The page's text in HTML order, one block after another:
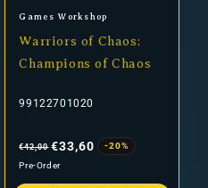
Anbieter:
Games Workshop
Warriors of Chaos:
Champions of Chaos
99122701020
Preis
€42,00 €33,60
-20%
Pre-Order